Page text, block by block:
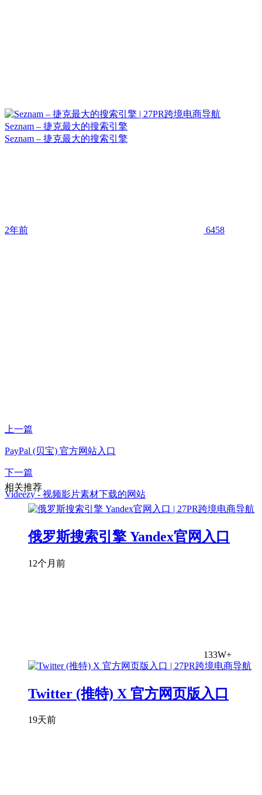
Seznam – 捷克最大的搜索引擎
Seznam – 捷克最大的搜索引擎
2年前 6458
上一篇
PayPal (贝宝) 官方网站入口
下一篇
Videezy - 视频影片素材下载的网站
相关推荐
俄罗斯搜索引擎 Yandex官网入口
12个月前
133W+
Twitter (推特) X 官方网页版入口
19天前